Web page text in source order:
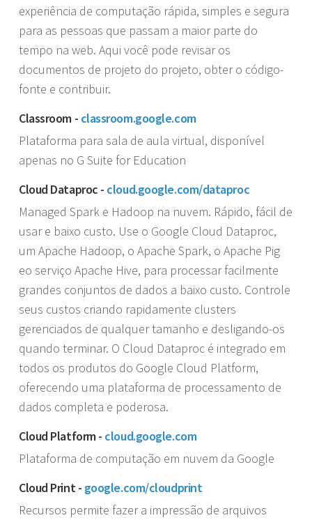
experiência de computação rápida, simples e segura
para as pessoas que passam a maior parte do
tempo na web. Aqui você pode revisar os
documentos de projeto do projeto, obter o código-
fonte e contribuir.
Classroom - classroom.google.com
Plataforma para sala de aula virtual, disponível
apenas no G Suite for Education
Cloud Dataproc - cloud.google.com/dataproc
Managed Spark e Hadoop na nuvem. Rápido, fácil de
usar e baixo custo. Use o Google Cloud Dataproc,
um Apache Hadoop, o Apache Spark, o Apache Pig
eo serviço Apache Hive, para processar facilmente
grandes conjuntos de dados a baixo custo. Controle
seus custos criando rapidamente clusters
gerenciados de qualquer tamanho e desligando-os
quando terminar. O Cloud Dataproc é integrado em
todos os produtos do Google Cloud Platform,
oferecendo uma plataforma de processamento de
dados completa e poderosa.
Cloud Platform - cloud.google.com
Plataforma de computação em nuvem da Google
Cloud Print - google.com/cloudprint
Recursos permite fazer a impressão de arquivos